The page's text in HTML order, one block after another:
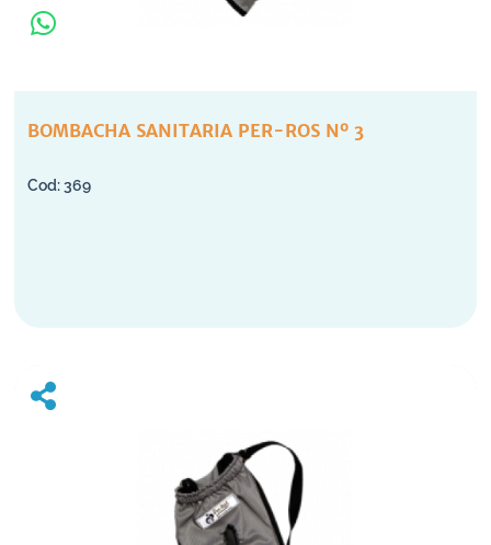
BOMBACHA SANITARIA PER-ROS Nº 3
369